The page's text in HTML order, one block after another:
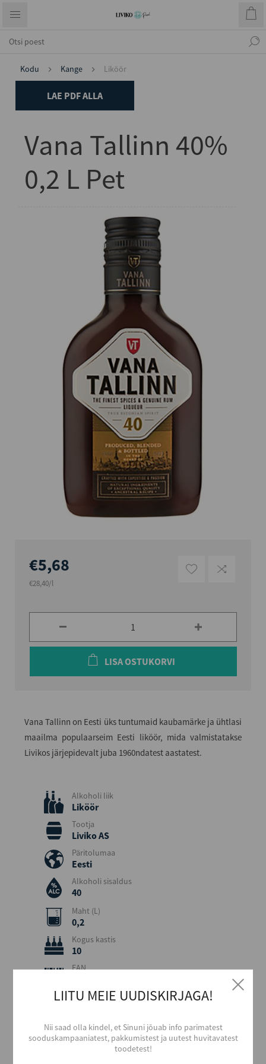
Kodu Kange Liköör
LAE PDF ALLA
Vana Tallinn 40%
0,2 L Pet
€5,68
€28,40/l
LISA OSTUKORVI
Vana Tallinn on Eesti üks tuntumaid kaubamärke ja ühtlasi
maailma populaarseim Eesti liköör, mida valmistatakse
Livikos järjepidevalt juba 1960ndatest aastatest.
Alkoholi liik
Liköör
Tootja
Liviko AS
Päritolumaa
Eesti
Alkoholi sisaldus
40
Maht (L)
0,2
Kogus kastis
10
EAN
ServeerimineLIITU MEIE UUDISKIRJAGA!
Nii saad olla kindel, et Sinuni jõuab info parimatest
sooduskampaaniatest, pakkumistest ja uutest huvitavatest
toodetest!